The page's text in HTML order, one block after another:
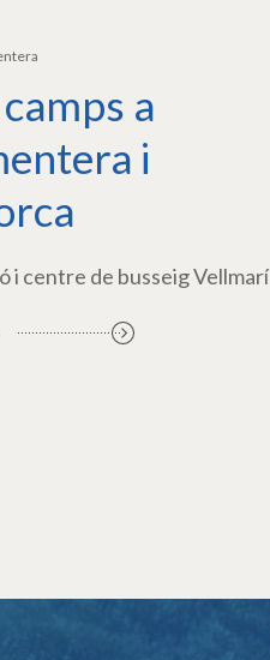
a
i
i centre de busseig Vellmarí